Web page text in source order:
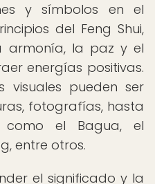
y símbolos en el
del Feng Shui,
armonía, la paz y el
energías positivas.
visuales pueden ser
fotografías, hasta
como el Bagua, el
entre otros.
el significado y la